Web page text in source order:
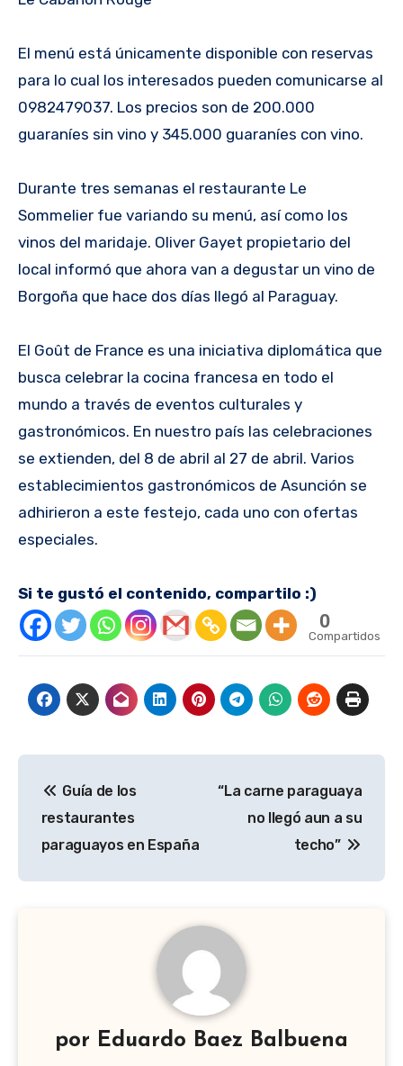
El menú está únicamente disponible con reservas
para lo cual los interesados pueden comunicarse al
0982479037. Los precios son de 200.000
guaraníes sin vino y 345.000 guaraníes con vino.
Durante tres semanas el restaurante Le
Sommelier fue variando su menú, así como los
vinos del maridaje. Oliver Gayet propietario del
local informó que ahora van a degustar un vino de
Borgoña que hace dos días llegó al Paraguay.
El Goût de France es una iniciativa diplomática que
busca celebrar la cocina francesa en todo el
mundo a través de eventos culturales y
gastronómicos. En nuestro país las celebraciones
se extienden, del 8 de abril al 27 de abril. Varios
establecimientos gastronómicos de Asunción se
adhirieron a este festejo, cada uno con ofertas
especiales.
Si te gustó el contenido, compartilo :)
0
Compartidos
de
entradas
Guía de los
restaurantes
paraguayos en España
“La carne paraguaya
no llegó aun a su
techo”
por Eduardo Baez Balbuena